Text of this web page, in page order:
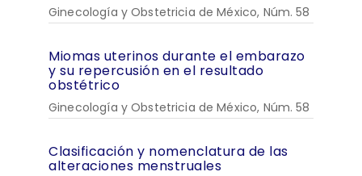
Ginecología y Obstetricia de México, Núm. 58
Miomas uterinos durante el embarazo
y su repercusión en el resultado
obstétrico
Ginecología y Obstetricia de México, Núm. 58
Clasificación y nomenclatura de las
alteraciones menstruales